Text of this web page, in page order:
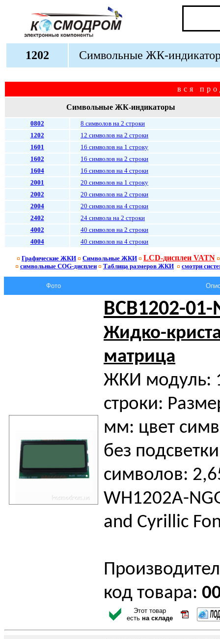
1202 Символьные ЖК-
вся
Символьные ЖК-индикаторы
0802
8 символов на 2 строки
1202
12 символов на 2 строки
1601
16 символов на 1 строку
1602
16 символов на 2 строки
1604
16 символов на 4 строки
2001
20 символов на 1 строку
2002
20 символов на 2 строки
2004
20 символов на 4 строки
2402
24 символа на 2 строки
4002
40 символов на 2 строки
4004
40 символов на 4 строки
Графические ЖКИ Символьные ЖКИ LCD-дисплеи VATN
символьные COG-дисплеи Таблица размеров ЖКИ смотри
Фото
BCB1202-01-
Жидко-
матрица
ЖКИ модуль:
строки:
мм: цвет
без
символов:
WH1202A-
and Cyrillic
код товара:
Этот товар
есть на складе